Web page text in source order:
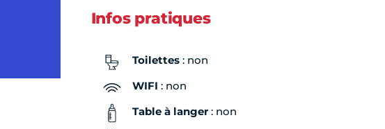
Infos pratiques
Toilettes: non
WIFI : non
Table à langer: non